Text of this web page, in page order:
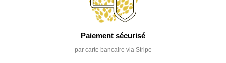
Paiement sécurisé
par carte bancaire via Stripe